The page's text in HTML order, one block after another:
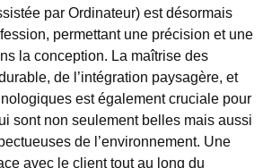
par Ordinateur) est désormais
permettant une précision et une
la conception. La maîtrise des
de l’intégration paysagère, et
est également cruciale pour
sont non seulement belles mais aussi
de l’environnement. Une
avec le client tout au long du